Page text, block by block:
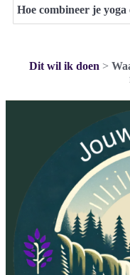
Hoe combineer je
Dit wil ik doen >